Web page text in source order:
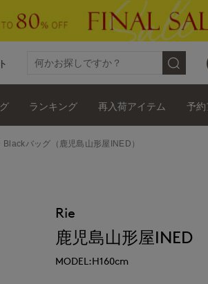
ランキング 再入荷アイテム 予約
バッグ（鹿児島山形屋INED）
Rie
鹿児島山形屋INED
MODEL:H160cm